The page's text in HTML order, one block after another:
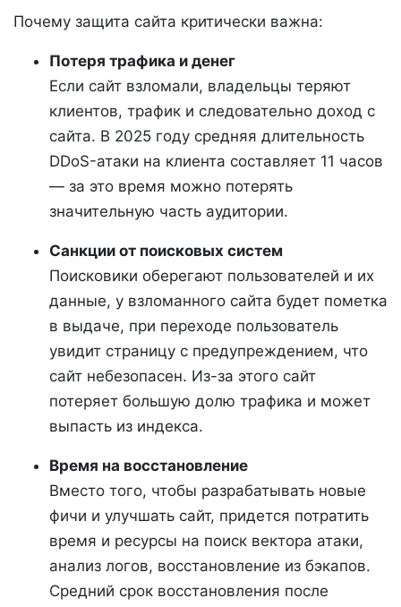
Почему защита сайта критически важна:
Потеря трафика и денег
Если сайт взломали, владельцы теряют
клиентов, трафик и следовательно доход с
сайта. В 2025 году средняя длительность
DDoS-атаки на клиента составляет 11 часов
— за это время можно потерять
значительную часть аудитории.
Санкции от поисковых систем
Поисковики оберегают пользователей и их
данные, у взломанного сайта будет пометка
в выдаче, при переходе пользователь
увидит страницу с предупреждением, что
сайт небезопасен. Из-за этого сайт
потеряет большую долю трафика и может
выпасть из индекса.
Время на восстановление
Вместо того, чтобы разрабатывать новые
фичи и улучшать сайт, придется потратить
время и ресурсы на поиск вектора атаки,
анализ логов, восстановление из бэкапов.
Средний срок восстановления после